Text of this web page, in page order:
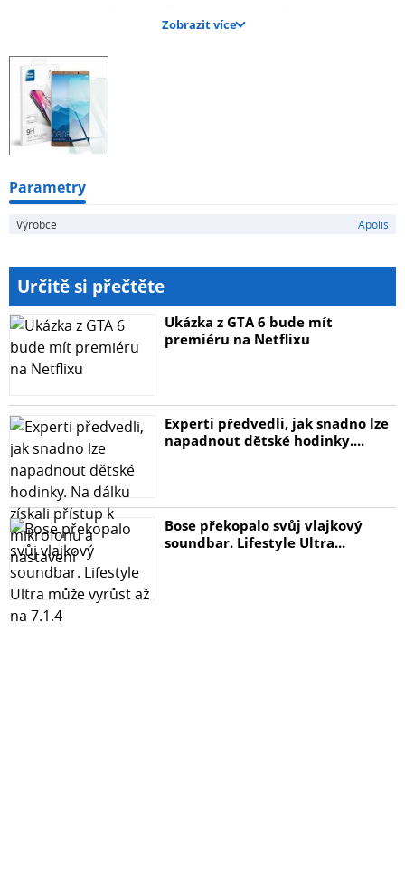
celoplošnému lepidlu dokonale přilne k obrazovce bez
zanechání vzduchových bublin a díky složení bez lepidla
lze sklo snadno odstranit bez zanechání zbytků.
Hrany skla jsou zaoblené, což zaručuje bezpečné
používání.
Vlastnosti:Lepidlo: po celé plošeTloušťka: 0,3
mmMateriál: skloÚroveň ochrany: Velmi vysokáVzhled:
barevné prvky kompatibilní s modelem telefonu
Součást balení:- skleněná fólie- hadřík na
odmaštění obrazovky- hadřík na odstranění prachu-
Zobrazit více
Parametry
Výrobce Apolis
Určitě si přečtěte
Ukázka z GTA 6 bude mít
premiéru na Netflixu
Experti předvedli, jak snadno lze
napadnout dětské hodinky....
Bose překopalo svůj vlajkový
soundbar. Lifestyle Ultra...